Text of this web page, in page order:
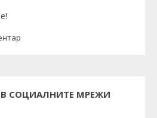
СОЦИАЛНИТЕ МРЕЖИ